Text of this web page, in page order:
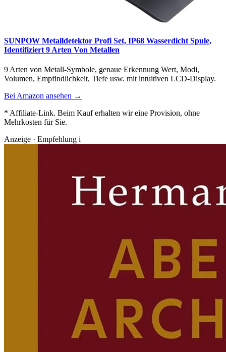
SUNPOW Metalldetektor Profi Set, IP68 Wasserdicht Spule,
Identifiziert 9 Arten Von Metallen
9 Arten von Metall-Symbole, genaue Erkennung Wert, Modi,
Volumen, Empfindlichkeit, Tiefe usw. mit intuitiven LCD-Display.
Bei Amazon ansehen →
* Affiliate-Link. Beim Kauf erhalten wir eine Provision, ohne
Mehrkosten für Sie.
Anzeige · Empfehlung i